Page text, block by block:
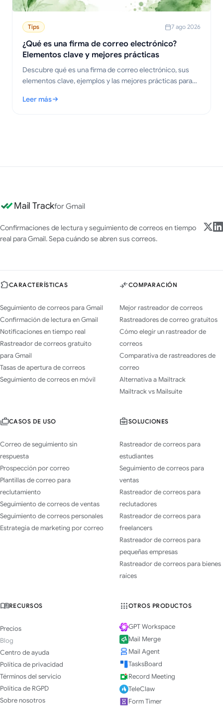
Tips 7 ago 2026
¿Qué es una firma de correo electrónico?
Elementos clave y mejores prácticas
Descubre qué es una firma de correo electrónico, sus
elementos clave, ejemplos y las mejores prácticas para
Leer más
: ¿Qué es una firma de correo electrónico? Elementos clave y
Mail Trackfor Gmail
Confirmaciones de lectura y seguimiento de correos en tiempo
real para Gmail. Sepa cuándo se abren sus correos.
CARACTERÍSTICAS
Seguimiento de correos para Gmail
Confirmación de lectura en Gmail
Notificaciones en tiempo real
Rastreador de correos gratuito
para Gmail
Tasas de apertura de correos
Seguimiento de correos en móvil
COMPARACIÓN
Mejor rastreador de correos
Rastreadores de correo gratuitos
Cómo elegir un rastreador de
correos
Comparativa de rastreadores de
correo
Alternativa a Mailtrack
Mailtrack vs Mailsuite
CASOS DE USO
Correo de seguimiento sin
respuesta
Prospección por correo
Plantillas de correo para
reclutamiento
Seguimiento de correos de ventas
Seguimiento de correos personales
Estrategia de marketing por correo
SOLUCIONES
Rastreador de correos para
estudiantes
Seguimiento de correos para
ventas
Rastreador de correos para
reclutadores
Rastreador de correos para
freelancers
Rastreador de correos para
pequeñas empresas
Rastreador de correos para bienes
raíces
RECURSOS
Precios
Blog
Centro de ayuda
Política de privacidad
Términos del servicio
Política de RGPD
Sobre nosotros
OTROS PRODUCTOS
GPT Workspace
Mail Merge
Mail Agent
TasksBoard
Record Meeting
TeleClaw
Form Timer